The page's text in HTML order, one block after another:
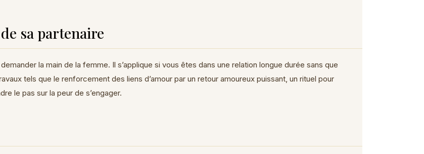
sa partenaire
la main de la femme. Il s’applique si vous êtes dans une relation longue durée sans que
tels que le renforcement des liens d’amour par un retour amoureux puissant, un rituel pour
le pas sur la peur de s’engager.